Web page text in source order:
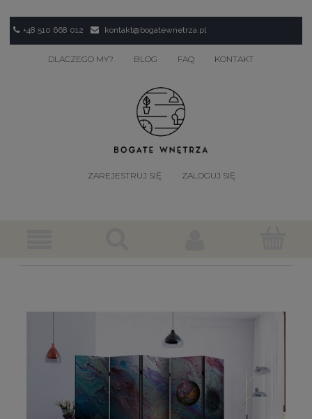
+48 510 668 012 kontakt@bogatewnetrza.pl
DLACZEGO MY? BLOG FAQ KONTAKT
ZAREJESTRUJ SIĘ ZALOGUJ SIĘ